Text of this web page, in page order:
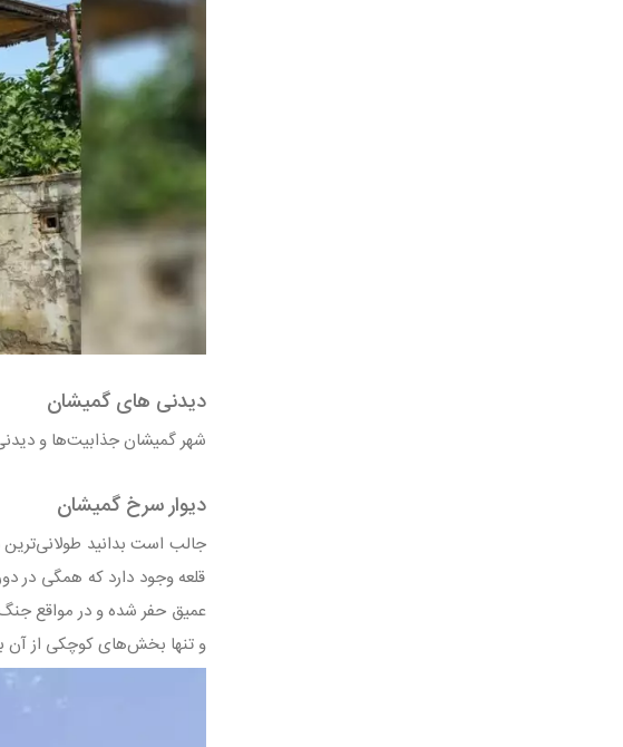
دیدنی های گمیشان
شهر گمیشان جذابیت‌ها و
دیوار سرخ گمیشان
قلعه وجود دارد که همگی در
عمیق حفر شده و در مواقع جنگ
و تنها بخش‌های کوچکی از آن